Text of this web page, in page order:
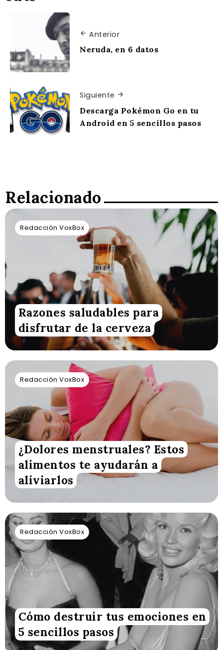
Anterior
Neruda, en 6 datos
Siguiente
Descarga Pokémon Go en tu
Android en 5 sencillos pasos
Relacionado
Redacción VoxBox
Razones saludables para
disfrutar de la cerveza
Redacción VoxBox
¿Dolores menstruales? Estos
alimentos te ayudarán a
aliviarlos
Redacción VoxBox
Cómo destruir tus emociones en
5 sencillos pasos